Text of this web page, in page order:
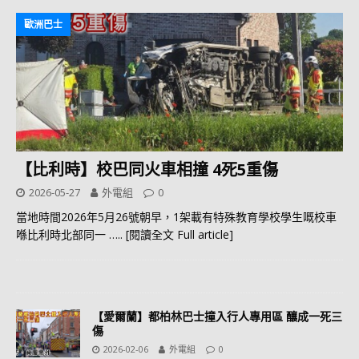
歐洲巴士
【比利時】校巴同火車相撞 4死5重傷
2026-05-27 外電組 0
當地時間2026年5月26號朝早，1架載有特殊教育學校學生嘅校車
喺比利時北部同一 ….. [閱讀全文 Full article]
【愛爾蘭】都柏林巴士撞入行人專用區 釀成一死三
傷
2026-02-06 外電組 0